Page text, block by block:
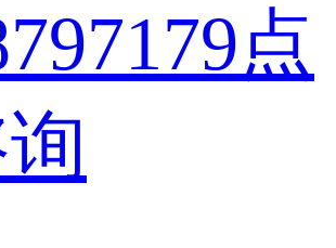
点